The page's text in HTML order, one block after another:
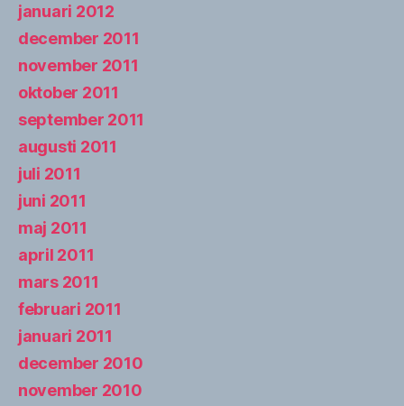
januari 2012
december 2011
november 2011
oktober 2011
september 2011
augusti 2011
juli 2011
juni 2011
maj 2011
april 2011
mars 2011
februari 2011
januari 2011
december 2010
november 2010